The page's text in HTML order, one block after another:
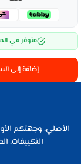
متوفر في
إضافة إلى
الأصلي، وجهتكم
التكييفات،